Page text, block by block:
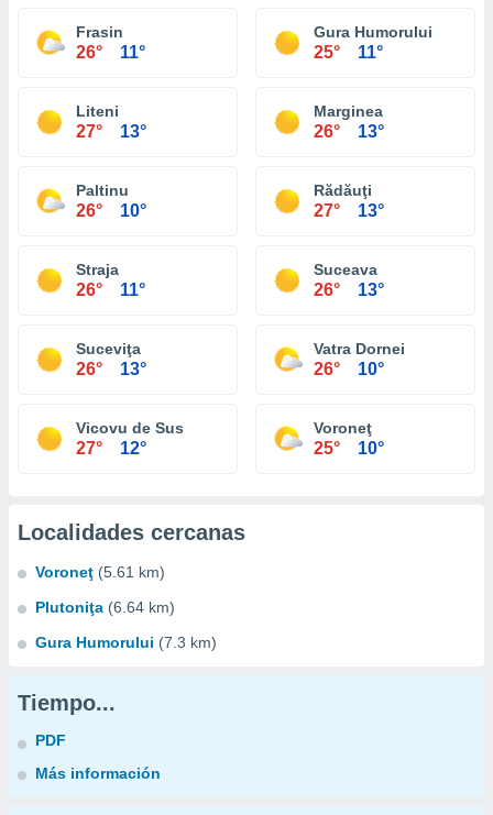
Frasin
26° 11°
Gura Humorului
25° 11°
Liteni
27° 13°
Marginea
26° 13°
Paltinu
26° 10°
Rădăuţi
27° 13°
Straja
26° 11°
Suceava
26° 13°
Suceviţa
26° 13°
Vatra Dornei
26° 10°
Vicovu de Sus
27° 12°
Voroneţ
25° 10°
Localidades cercanas
Voroneţ (5.61 km)
Plutoniţa (6.64 km)
Gura Humorului (7.3 km)
Tiempo...
PDF
Más información